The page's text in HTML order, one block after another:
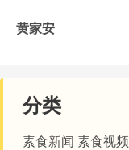
黄家安
分类
素食新闻 素食视频